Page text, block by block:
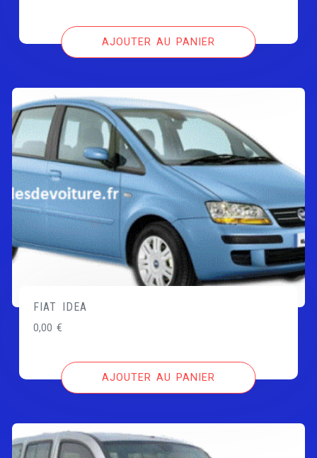
AJOUTER AU PANIER
FIAT IDEA
0,00€
AJOUTER AU PANIER